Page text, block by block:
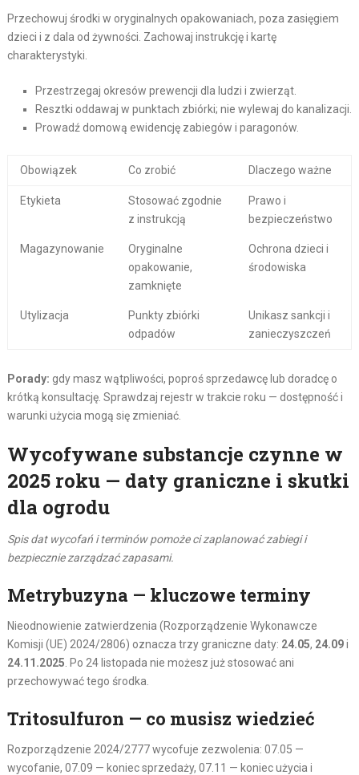
Przechowuj środki w oryginalnych opakowaniach, poza zasięgiem
dzieci i z dala od żywności. Zachowaj instrukcję i kartę
charakterystyki.
Przestrzegaj okresów prewencji dla ludzi i zwierząt.
Resztki oddawaj w punktach zbiórki; nie wylewaj do kanalizacji.
Prowadź domową ewidencję zabiegów i paragonów.
Obowiązek Co zrobić Dlaczego ważne
Etykieta
Stosować zgodnie
z instrukcją
Prawo i
bezpieczeństwo
Magazynowanie
Oryginalne
opakowanie,
zamknięte
Ochrona dzieci i
środowiska
Utylizacja
Punkty zbiórki
odpadów
Unikasz sankcji i
zanieczyszczeń
Porady: gdy masz wątpliwości, poproś sprzedawcę lub doradcę o
krótką konsultację. Sprawdzaj rejestr w trakcie roku — dostępność i
warunki użycia mogą się zmieniać.
Wycofywane substancje czynne w
2025 roku — daty graniczne i skutki
dla ogrodu
Spis dat wycofań i terminów pomoże ci zaplanować zabiegi i
bezpiecznie zarządzać zapasami.
Metrybuzyna — kluczowe terminy
Nieodnowienie zatwierdzenia (Rozporządzenie Wykonawcze
Komisji (UE) 2024/2806) oznacza trzy graniczne daty: 24.05, 24.09i
24.11.2025 . Po 24 listopada nie możesz już stosować ani
przechowywać tego środka.
Tritosulfuron — co musisz wiedzieć
Rozporządzenie 2024/2777 wycofuje zezwolenia: 07.05 —
wycofanie, 07.09 — koniec sprzedaży, 07.11 — koniec użycia i